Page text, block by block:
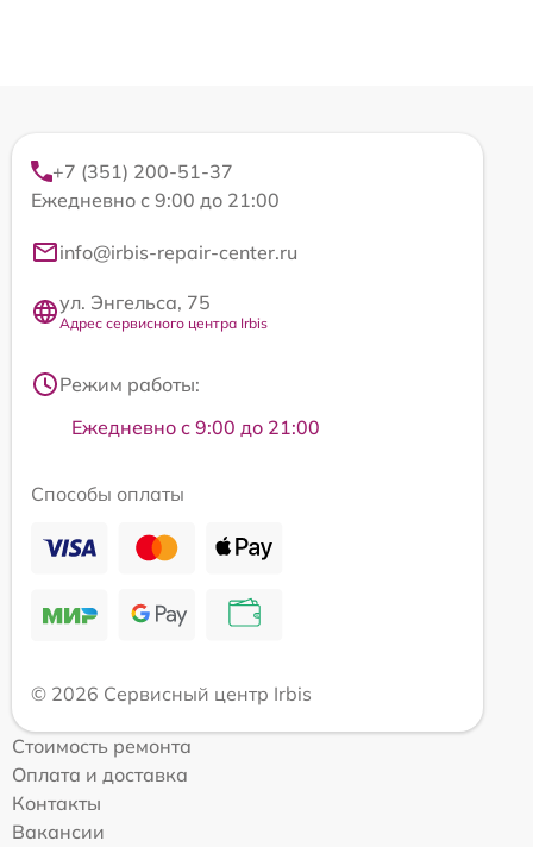
+7 (351) 200-51-37
Ежедневно с 9:00 до 21:00
info@irbis-repair-center.ru
ул. Энгельса, 75
Адрес сервисного центра Irbis
Режим работы:
Ежедневно с 9:00 до 21:00
Способы оплаты
© 2026 Сервисный центр Irbis
Стоимость ремонта
Оплата и доставка
Контакты
Вакансии